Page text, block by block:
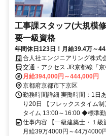
工事課スタッフ(大規模
要一級資格
年間休日123日！月給39.4万～
合人社エンジニアリング株
交通・アクセス JR京都線「
月給394,000円～444,000円
京都府京都市下京区
勤務時間詳細 実働時間：1日
り20日 【フレックスタイム
タイム 13:00～16:00 ◆標準
仕事内容 【一級建築士・１級
月給39万4000円～44万4000